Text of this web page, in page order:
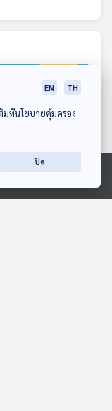
EN TH
มที่นโยบายคุ้มครอง
ปิด